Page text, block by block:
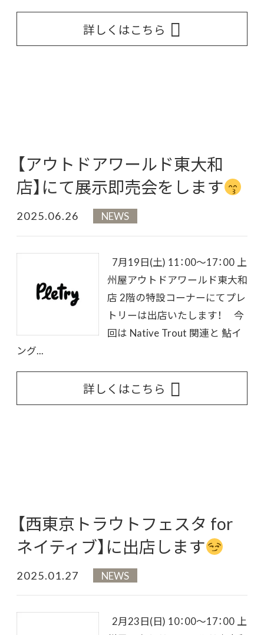
詳しくはこちら
【アウトドアワールド東大和
店】にて展示即売会をします
2025.06.26 NEWS
7月19日(土) 11：00～17：00 上
州屋アウトドアワールド東大和
店 2階の特設コーナーにてプレ
トリーは出店いたします！ 今
回は Native Trout 関連と 鮎イ
ング...
詳しくはこちら
【西東京トラウトフェスタ for
ネイティブ】に出店します
2025.01.27 NEWS
2月23日(日) 10：00～17：00 上